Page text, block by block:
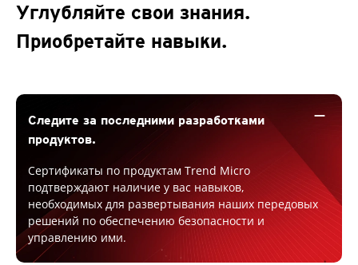
Углубляйте свои знания.
Приобретайте навыки.
Следите за последними разработками
продуктов.
remove
Сертификаты по продуктам Trend Micro
подтверждают наличие у вас навыков,
необходимых для развертывания наших передовых
решений по обеспечению безопасности и
управлению ими.